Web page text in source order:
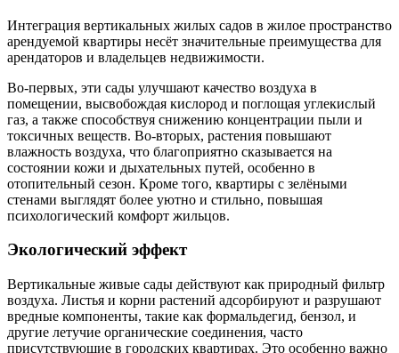
Интеграция вертикальных жилых садов в жилое пространство
арендуемой квартиры несёт значительные преимущества для
арендаторов и владельцев недвижимости.
Во-первых, эти сады улучшают качество воздуха в
помещении, высвобождая кислород и поглощая углекислый
газ, а также способствуя снижению концентрации пыли и
токсичных веществ. Во-вторых, растения повышают
влажность воздуха, что благоприятно сказывается на
состоянии кожи и дыхательных путей, особенно в
отопительный сезон. Кроме того, квартиры с зелёными
стенами выглядят более уютно и стильно, повышая
психологический комфорт жильцов.
Экологический эффект
Вертикальные живые сады действуют как природный фильтр
воздуха. Листья и корни растений адсорбируют и разрушают
вредные компоненты, такие как формальдегид, бензол, и
другие летучие органические соединения, часто
присутствующие в городских квартирах. Это особенно важно